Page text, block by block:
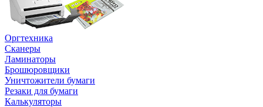
Оргтехника
Сканеры
Ламинаторы
Брошюровщики
Уничтожители бумаги
Резаки для бумаги
Калькуляторы